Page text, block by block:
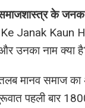
के
Janak Kaun
उनका नाम क्या
मानव समाज का
पहली बार